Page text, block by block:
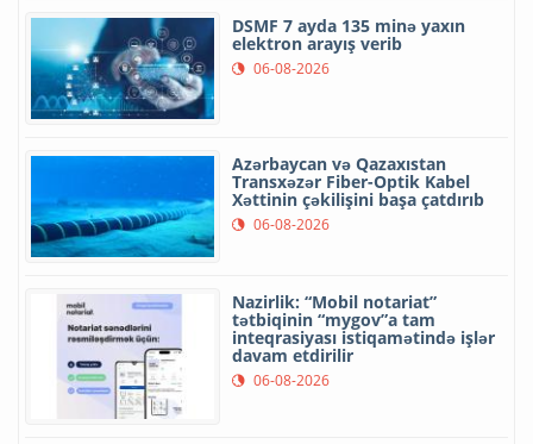
DSMF 7 ayda 135 minə yaxın
elektron arayış verib
06-08-2026
Azərbaycan və Qazaxıstan
Transxəzər Fiber-Optik Kabel
Xəttinin çəkilişini başa çatdırıb
06-08-2026
Nazirlik: “Mobil notariat”
tətbiqinin “mygov”a tam
inteqrasiyası istiqamətində işlər
davam etdirilir
06-08-2026